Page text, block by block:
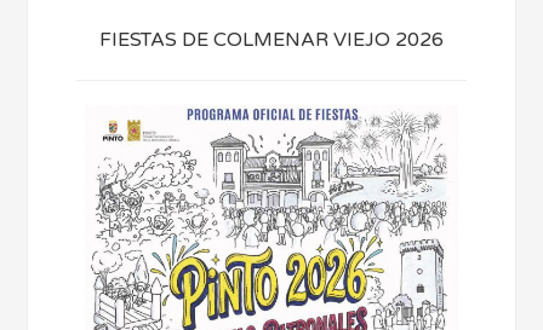
FIESTAS DE COLMENAR VIEJO 2026